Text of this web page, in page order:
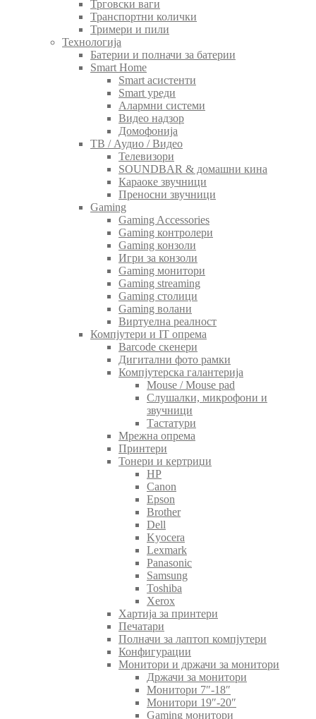
Трговски ваги
Транспортни колички
Тримери и пили
Технологија
Батерии и полначи за батерии
Smart Home
Smart асистенти
Smart уреди
Алармни системи
Видео надзор
Домофонија
ТВ / Аудио / Видео
Телевизори
SOUNDBAR & домашни кина
Караоке звучници
Преносни звучници
Gaming
Gaming Accessories
Gaming контролери
Gaming конзоли
Игри за конзоли
Gaming монитори
Gaming streaming
Gaming столици
Gaming волани
Виртуелна реалност
Компјутери и IT опрема
Barcode скенери
Дигитални фото рамки
Компјутерска галантерија
Mouse / Mouse pad
Слушалки, микрофони и
звучници
Тастатури
Мрежна опрема
Принтери
Тонери и кертриџи
HP
Canon
Epson
Brother
Dell
Kyocera
Lexmark
Panasonic
Samsung
Toshiba
Xerox
Хартија за принтери
Печатари
Полначи за лаптоп компјутери
Конфигурации
Монитори и држачи за монитори
Држачи за монитори
Монитори 7″-18″
Монитори 19″-20″
Gaming монитори